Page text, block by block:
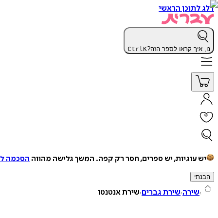
דלג לתוכן הראשי
נו, איך קראו לספר הזה? CtrlK
יש עוגיות, יש ספרים, חסר רק קפה. המשך גלישה מהווה הסכמה
הבנתי
שירה שירת גברים שירת אנטנטו